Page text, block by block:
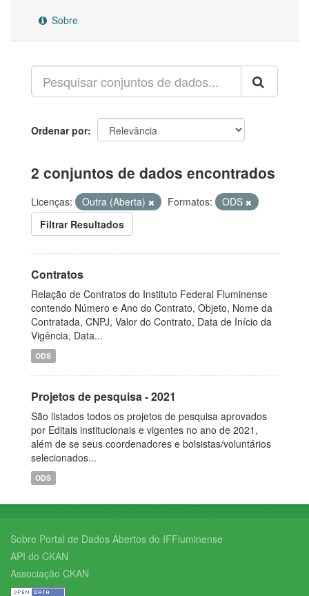
Sobre
Ordenar por
2 conjuntos de dados encontrados
Licenças: Outra (Aberta) Formatos:
ODS
Filtrar Resultados
Contratos
Relação de Contratos do Instituto Federal Fluminense
contendo Número e Ano do Contrato, Objeto, Nome da
Contratada, CNPJ, Valor do Contrato, Data de Início da
Vigência, Data...
ODS
Projetos de pesquisa - 2021
São listados todos os projetos de pesquisa aprovados
por Editais institucionais e vigentes no ano de 2021,
além de se seus coordenadores e bolsistas/voluntários
selecionados...
ODS
Sobre Portal de Dados Abertos do IFFluminense
API do CKAN
Associação CKAN